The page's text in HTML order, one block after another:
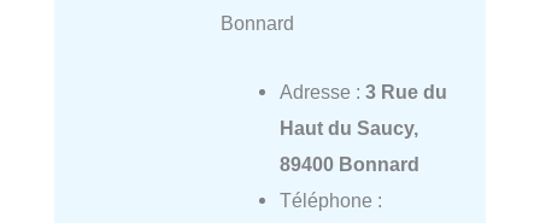
Bonnard
Adresse : 3 Rue du
Haut du Saucy,
89400 Bonnard
Téléphone :